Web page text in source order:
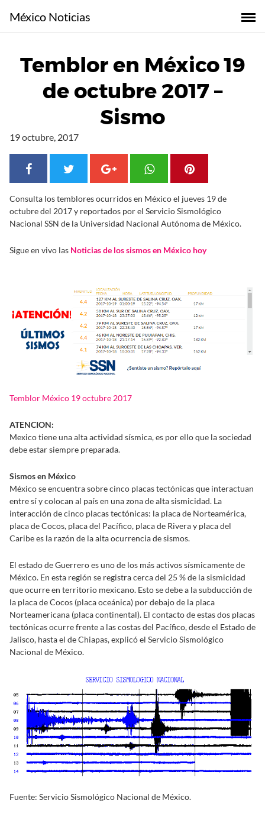
l
México Noticias
Temblor en México 19
de octubre 2017 –
Sismo
19 octubre, 2017
Consulta los temblores ocurridos en México el jueves 19 de
octubre del 2017 y reportados por el Servicio Sismológico
Nacional SSN de la Universidad Nacional Autónoma de México.
Sigue en vivo las Noticias de los sismos en México hoy
Temblor México 19 octubre 2017
ATENCION:
Mexico tiene una alta actividad sísmica, es por ello que la sociedad
debe estar siempre preparada.
Sismos en México
México se encuentra sobre cinco placas tectónicas que interactuan
entre sí y colocan al país en una zona de alta sismicidad. La
interacción de cinco placas tectónicas: la placa de Norteamérica,
placa de Cocos, placa del Pacífico, placa de Rivera y placa del
Caribe es la razón de la alta ocurrencia de sismos.
El estado de Guerrero es uno de los más activos sísmicamente de
México. En esta región se registra cerca del 25 % de la sismicidad
que ocurre en territorio mexicano. Esto se debe a la subducción de
la placa de Cocos (placa oceánica) por debajo de la placa
Norteamericana (placa continental). El contacto de estas dos placas
tectónicas ocurre frente a las costas del Pacífico, desde el Estado de
Jalisco, hasta el de Chiapas, explicó el Servicio Sismológico
Nacional de México.
Fuente: Servicio Sismológico Nacional de México.